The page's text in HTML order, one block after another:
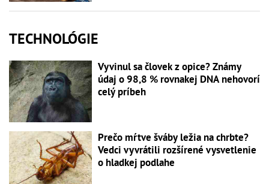
TECHNOLÓGIE
Vyvinul sa človek z opice? Známy
údaj o 98,8 % rovnakej DNA nehovorí
celý príbeh
Prečo mŕtve šváby ležia na chrbte?
Vedci vyvrátili rozšírené vysvetlenie
o hladkej podlahe